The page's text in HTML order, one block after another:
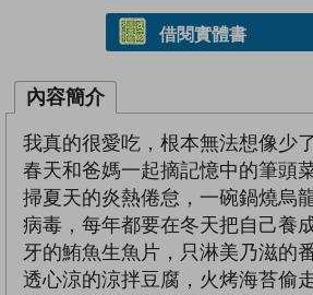
借閱實體書
內容簡介
我真的很愛吃，根本無法想像少
春天和爸媽一起摘記憶中的筆頭
掃夏天的炎熱倦怠，一碗鍋燒烏
病毒，每年都要在冬天把自己養
牙的鮪魚生魚片，只淋美乃滋的
透心涼的涼拌豆腐，火烤海苔偷